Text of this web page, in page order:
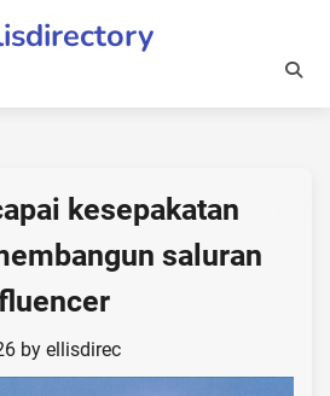
kesepakatan
saluran
by ellisdirec